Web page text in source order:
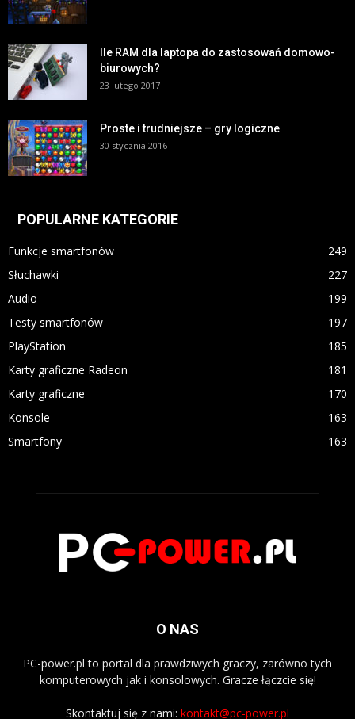
Ile RAM dla laptopa do zastosowań domowo-
biurowych?
23 lutego 2017
Proste i trudniejsze – gry logiczne
30 stycznia 2016
POPULARNE KATEGORIE
Funkcje smartfonów
249
Słuchawki
227
Audio
199
Testy smartfonów
197
PlayStation
185
Karty graficzne Radeon
181
Karty graficzne
170
Konsole
163
Smartfony
163
O NAS
PC-power.pl to portal dla prawdziwych graczy, zarówno tych
komputerowych jak i konsolowych. Gracze łączcie się!
Skontaktuj się z nami: kontakt@pc-power.pl